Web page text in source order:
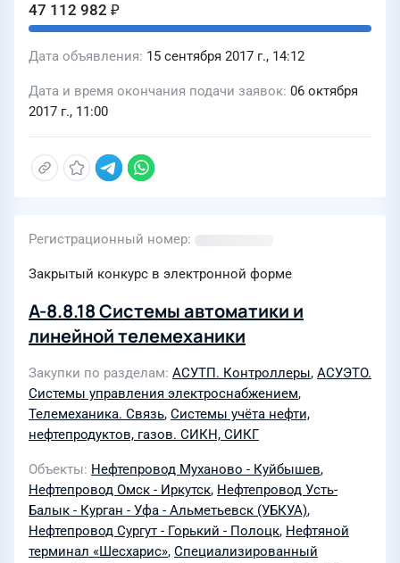
47 112 982 ₽
Дата объявления 15 сентября 2017 г., 14:12
Дата и время окончания подачи заявок 06 октября
2017 г., 11:00
Регистрационный номер
Закрытый конкурс в электронной форме
А-8.8.18 Системы автоматики и
линейной телемеханики
Закупки по разделам АСУТП. Контроллеры, АСУЭТО.
Системы управления электроснабжением,
Телемеханика. Связь, Системы учёта нефти,
нефтепродуктов, газов. СИКН, СИКГ
Объекты Нефтепровод Муханово - Куйбышев,
Нефтепровод Омск - Иркутск, Нефтепровод Усть-
Балык - Курган - Уфа - Альметьевск (УБКУА),
Нефтепровод Сургут - Горький - Полоцк, Нефтяной
терминал «Шесхарис», Специализированный